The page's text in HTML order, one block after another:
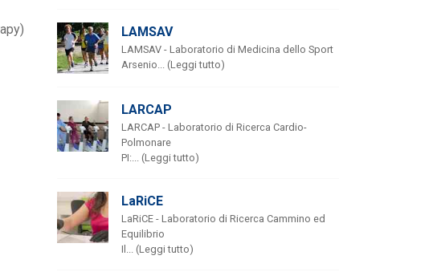
LAMSAV
LAMSAV - Laboratorio di Medicina dello Sport
Arsenio... (Leggi tutto)
LARCAP
LARCAP - Laboratorio di Ricerca Cardio-
Polmonare
PI:... (Leggi tutto)
LaRiCE
LaRiCE - Laboratorio di Ricerca Cammino ed
Equilibrio
Il... (Leggi tutto)